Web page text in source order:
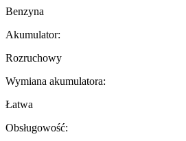
Benzyna
Akumulator:
Rozruchowy
Wymiana akumulatora:
Łatwa
Obsługowość: